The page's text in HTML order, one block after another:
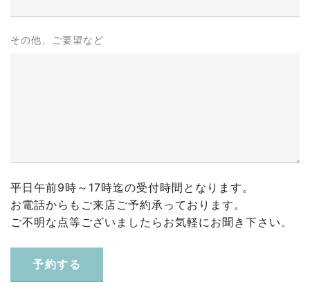
その他、ご要望など
平日午前9時～17時迄の受付時間となります。
お電話からもご来店ご予約承っております。
ご不明な点等ございましたらお気軽にお聞き下さい。